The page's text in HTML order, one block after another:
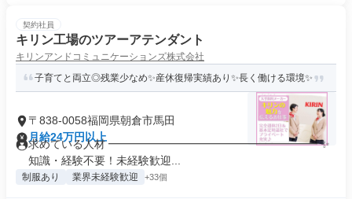
契約社員
キリン工場のツアーアテンダント
キリンアンドコミュニケーションズ株式会社
子育てと両立◎残業少なめ✨産休復帰実績あり✨長く働ける環境✨
〒838-0058福岡県朝倉市馬田
月給24万円以上
求めている人材 ━━━━━━━━━━━━━━━━━━━ ✨
知識・経験不要！未経験歓迎...
制服あり 業界未経験歓迎 +33個